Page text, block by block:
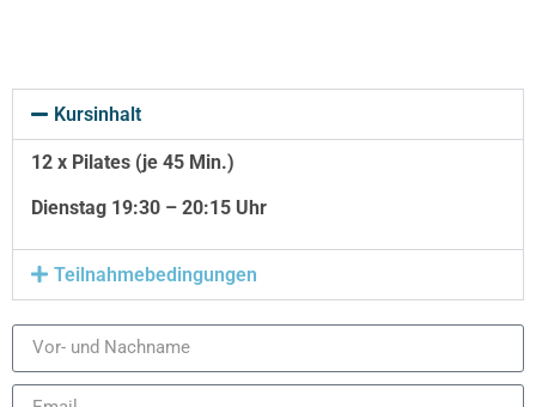
Kursinhalt
12 x Pilates (je 45 Min.)
Dienstag 19:30 – 20:15 Uhr
Teilnahmebedingungen